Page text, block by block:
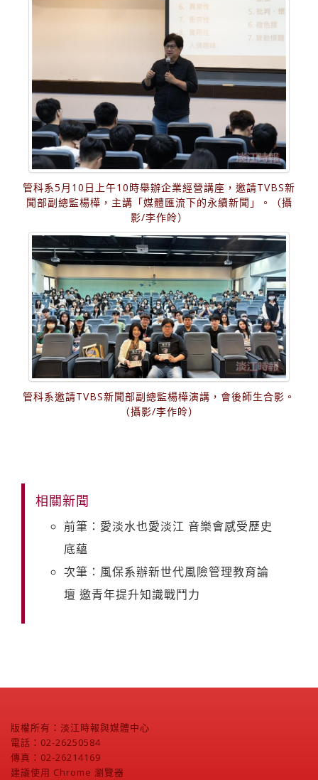
管科系5月10日上午10時舉辦企業經營講座，邀請TVBS新
聞部副總監楊樺，主講「媒體匯流下的永續新聞」。（攝
影/李作皊）
管科系邀請TVBS新聞部副總監楊樺演講，會後師生合影。
（攝影/李作皊）
相關新聞
前筆：愛淡水也愛淡江 音樂會感受歷史
底蘊
次筆：風保系辦新世代風險管理教育論
壇 邀青年提升知識戰鬥力
版權所有：淡江時報與媒體中心
電話：02-26250584
傳真：02-26214169
建議使用 Chrome 瀏覽器